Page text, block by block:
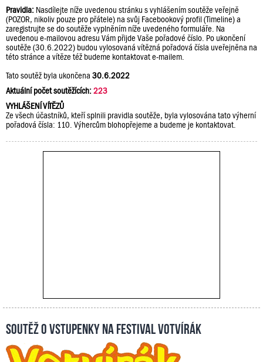
Pravidla: Nasdílejte níže uvedenou stránku s vyhlášením soutěže veřejně
(POZOR, nikoliv pouze pro přátele) na svůj Facebookový profil (Timeline) a
zaregistrujte se do soutěže vyplněním níže uvedeného formuláře. Na
uvedenou e-mailovou adresu Vám přijde Vaše pořadové číslo. Po ukončení
soutěže (30.6.2022) budou vylosovaná vítězná pořadová čísla uveřejněna na
této stránce a vítěze též budeme kontaktovat e-mailem.
Tato soutěž byla ukončena 30.6.2022
Aktuální počet soutěžících:223
VYHLÁŠENÍ VÍTĚZŮ
Ze všech účastníků, kteří splnili pravidla soutěže, byla vylosována tato výherní
pořadová čísla: 110. Výhercům blohopřejeme a budeme je kontaktovat.
Soutěž o vstupenky na festival Votvírák